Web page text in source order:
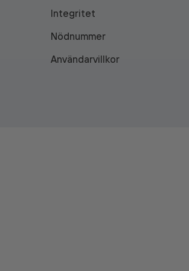
Integritet
Nödnummer
Användarvillkor